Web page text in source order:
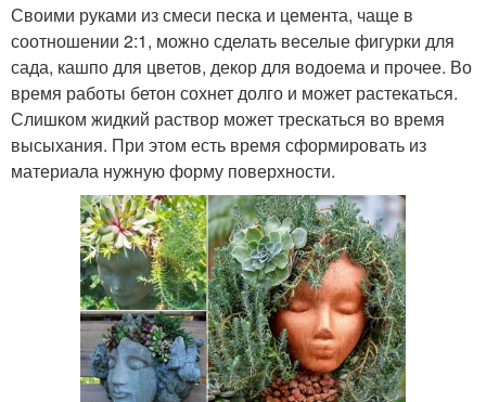
Своими руками из смеси песка и цемента, чаще в
соотношении 2:1, можно сделать веселые фигурки для
сада, кашпо для цветов, декор для водоема и прочее. Во
время работы бетон сохнет долго и может растекаться.
Слишком жидкий раствор может трескаться во время
высыхания. При этом есть время сформировать из
материала нужную форму поверхности.